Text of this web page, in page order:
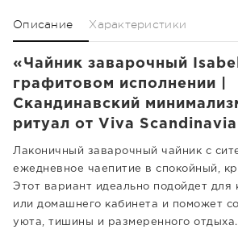
Описание Характеристики
«Чайник заварочный
графитовом исполнении |
Скандинавский
ритуал от Viva Scandinavia
Лаконичный заварочный чайник с
ежедневное чаепитие в спокойный,
Этот вариант идеально подойдет для
или домашнего кабинета и поможет
уюта, тишины и размеренного отдыха.